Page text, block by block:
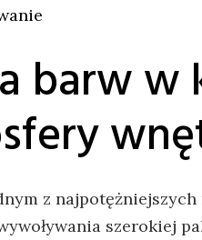
barw w
z
szerokiej